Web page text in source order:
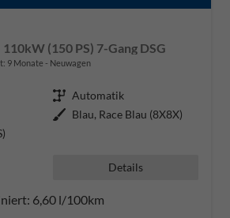
(150 PS) 7-Gang DSG
9 Monate Neuwagen
Getriebe Automatik
Außenfarbe Blau, Race Blau (8X8X)
Details
6,60 l/100km